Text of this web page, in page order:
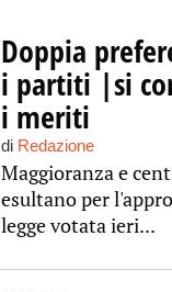
Doppia
i partiti |si
i meriti
di Redazione
Maggioranza e
esultano per
legge votata ieri...